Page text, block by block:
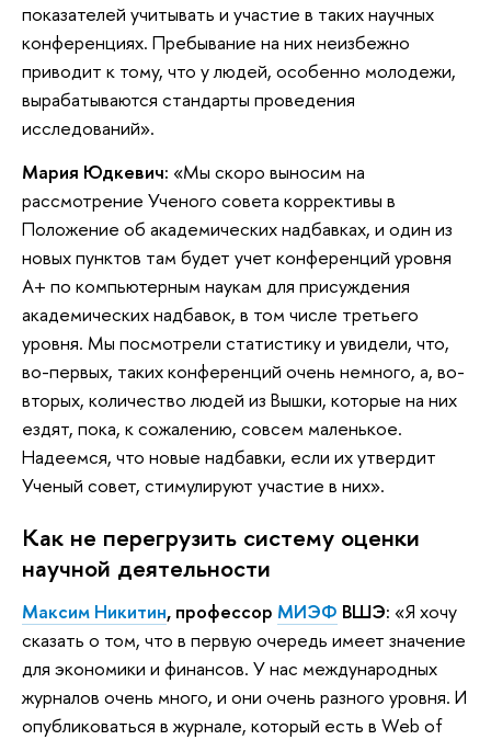
показателей учитывать и участие в таких научных
конференциях. Пребывание на них неизбежно
приводит к тому, что у людей, особенно молодежи,
вырабатываются стандарты проведения
исследований».
Мария Юдкевич: «Мы скоро выносим на
рассмотрение Ученого совета коррективы в
Положение об академических надбавках, и один из
новых пунктов там будет учет конференций уровня
А+ по компьютерным наукам для присуждения
академических надбавок, в том числе третьего
уровня. Мы посмотрели статистику и увидели, что,
во-первых, таких конференций очень немного, а, во-
вторых, количество людей из Вышки, которые на них
ездят, пока, к сожалению, совсем маленькое.
Надеемся, что новые надбавки, если их утвердит
Ученый совет, стимулируют участие в них».
Как не перегрузить систему оценки
научной деятельности
Максим Никитин, профессор МИЭФ ВШЭ: «Я хочу
сказать о том, что в первую очередь имеет значение
для экономики и финансов. У нас международных
журналов очень много, и они очень разного уровня. И
опубликоваться в журнале, который есть в Web of